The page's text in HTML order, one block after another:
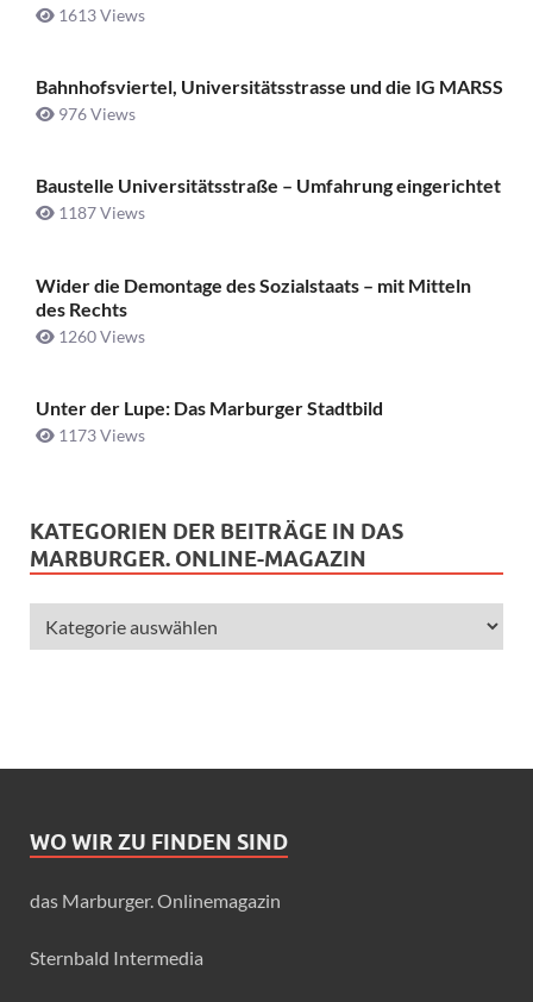
1613 Views
Bahnhofsviertel, Universitätsstrasse und die IG MARSS
976 Views
Baustelle Universitätsstraße ­– Umfahrung eingerichtet
1187 Views
Wider die Demontage des Sozialstaats – mit Mitteln
des Rechts
1260 Views
Unter der Lupe: Das Marburger Stadtbild
1173 Views
KATEGORIEN DER BEITRÄGE IN DAS
MARBURGER. ONLINE-MAGAZIN
WO WIR ZU FINDEN SIND
das Marburger. Onlinemagazin
Sternbald Intermedia